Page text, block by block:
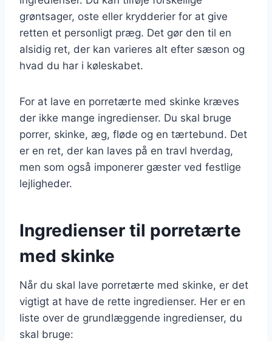
grøntsager, oste eller krydderier for at give
retten et personligt præg. Det gør den til en
alsidig ret, der kan varieres alt efter sæson og
hvad du har i køleskabet.
For at lave en porretærte med skinke kræves
der ikke mange ingredienser. Du skal bruge
porrer, skinke, æg, fløde og en tærtebund. Det
er en ret, der kan laves på en travl hverdag,
men som også imponerer gæster ved festlige
lejligheder.
Ingredienser til porretærte
med skinke
Når du skal lave porretærte med skinke, er det
vigtigt at have de rette ingredienser. Her er en
liste over de grundlæggende ingredienser, du
skal bruge: